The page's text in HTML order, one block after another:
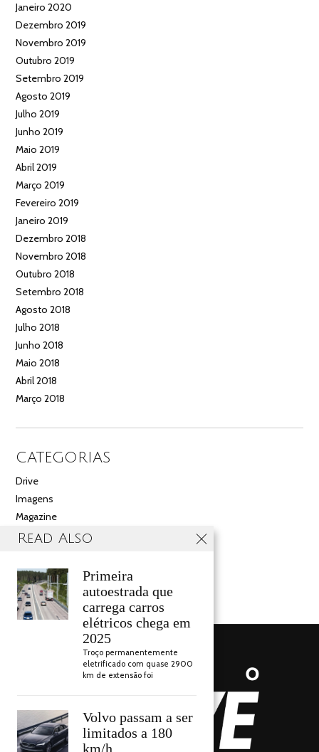
Janeiro 2020
Dezembro 2019
Novembro 2019
Outubro 2019
Setembro 2019
Agosto 2019
Julho 2019
Junho 2019
Maio 2019
Abril 2019
Março 2019
Fevereiro 2019
Janeiro 2019
Dezembro 2018
Novembro 2018
Outubro 2018
Setembro 2018
Agosto 2018
Julho 2018
Junho 2018
Maio 2018
Abril 2018
Março 2018
CATEGORIAS
Drive
Imagens
Magazine
Multimédia
Salão
Videos
Read Also
Primeira
autoestrada que
carrega carros
elétricos chega em
2025
Troço permanentemente
eletrificado com quase 2900
km de extensão foi
Volvo passam a ser
limitados a 180
km/h